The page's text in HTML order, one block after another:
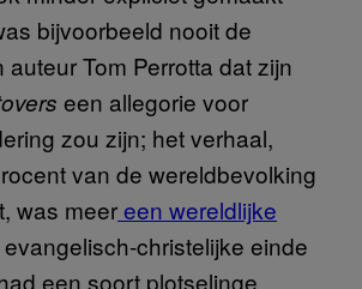
bijvoorbeeld nooit de
Tom Perrotta dat zijn
een allegorie voor
zou zijn; het verhaal,
van de wereldbevolking
was meereen wereldlijke
christelijke einde
een soort plotselinge